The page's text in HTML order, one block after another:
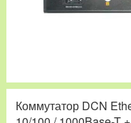
Коммутатор DCN